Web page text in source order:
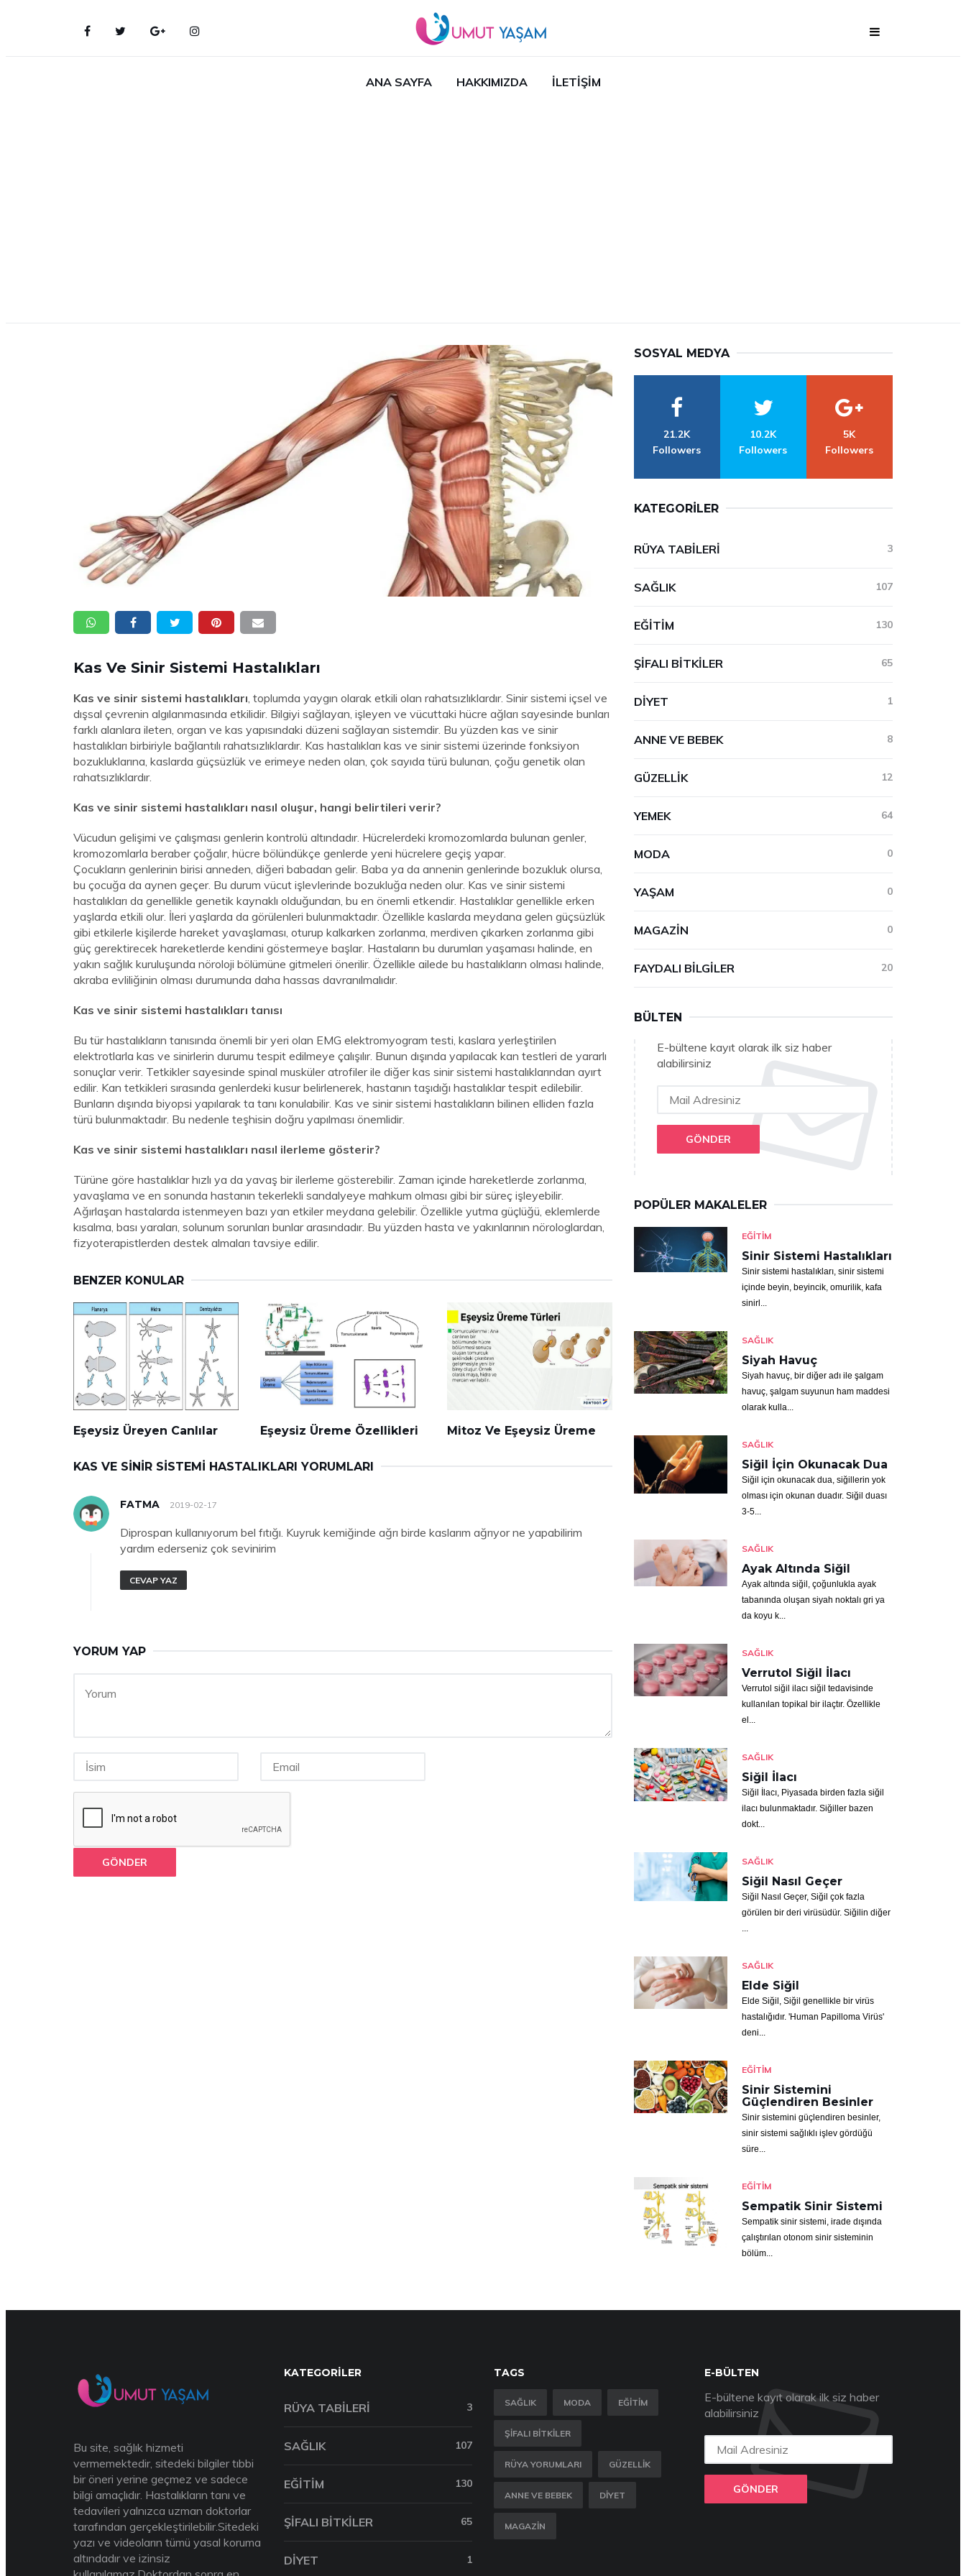
ANA SAYFA HAKKIMIZDA İLETIŞIM
Kas Ve Sinir Sistemi Hastalıkları
Kas ve sinir sistemi hastalıkları, toplumda yaygın olarak etkili olan rahatsızlıklardır. Sinir sistemi içsel ve
dışsal çevrenin algılanmasında etkilidir. Bilgiyi sağlayan, işleyen ve vücuttaki hücre ağları sayesinde bunları
farklı alanlara ileten, organ ve kas yapısındaki düzeni sağlayan sistemdir. Bu yüzden kas ve sinir
hastalıkları birbiriyle bağlantılı rahatsızlıklardır. Kas hastalıkları kas ve sinir sistemi üzerinde fonksiyon
bozukluklarına, kaslarda güçsüzlük ve erimeye neden olan, çok sayıda türü bulunan, çoğu genetik olan
rahatsızlıklardır.
Kas ve sinir sistemi hastalıkları nasıl oluşur, hangi belirtileri verir?
Vücudun gelişimi ve çalışması genlerin kontrolü altındadır. Hücrelerdeki kromozomlarda bulunan genler,
kromozomlarla beraber çoğalır, hücre bölündükçe genlerde yeni hücrelere geçiş yapar.
Çocukların genlerinin birisi anneden, diğeri babadan gelir. Baba ya da annenin genlerinde bozukluk olursa,
bu çocuğa da aynen geçer. Bu durum vücut işlevlerinde bozukluğa neden olur. Kas ve sinir sistemi
hastalıkları da genellikle genetik kaynaklı olduğundan, bu en önemli etkendir. Hastalıklar genellikle erken
yaşlarda etkili olur. İleri yaşlarda da görülenleri bulunmaktadır. Özellikle kaslarda meydana gelen güçsüzlük
gibi etkilerle kişilerde hareket yavaşlaması, oturup kalkarken zorlanma, merdiven çıkarken zorlanma gibi
güç gerektirecek hareketlerde kendini göstermeye başlar. Hastaların bu durumları yaşaması halinde, en
yakın sağlık kuruluşunda nöroloji bölümüne gitmeleri önerilir. Özellikle ailede bu hastalıkların olması halinde,
akraba evliliğinin olması durumunda daha hassas davranılmalıdır.
Kas ve sinir sistemi hastalıkları tanısı
Bu tür hastalıkların tanısında önemli bir yeri olan EMG elektromyogram testi, kaslara yerleştirilen
elektrotlarla kas ve sinirlerin durumu tespit edilmeye çalışılır. Bunun dışında yapılacak kan testleri de yararlı
sonuçlar verir. Tetkikler sayesinde spinal musküler atrofiler ile diğer kas sinir sistemi hastalıklarından ayırt
edilir. Kan tetkikleri sırasında genlerdeki kusur belirlenerek, hastanın taşıdığı hastalıklar tespit edilebilir.
Bunların dışında biyopsi yapılarak ta tanı konulabilir. Kas ve sinir sistemi hastalıkların bilinen elliden fazla
türü bulunmaktadır. Bu nedenle teşhisin doğru yapılması önemlidir.
Kas ve sinir sistemi hastalıkları nasıl ilerleme gösterir?
Türüne göre hastalıklar hızlı ya da yavaş bir ilerleme gösterebilir. Zaman içinde hareketlerde zorlanma,
yavaşlama ve en sonunda hastanın tekerlekli sandalyeye mahkum olması gibi bir süreç işleyebilir.
Ağırlaşan hastalarda istenmeyen bazı yan etkiler meydana gelebilir. Özellikle yutma güçlüğü, eklemlerde
kısalma, bası yaraları, solunum sorunları bunlar arasındadır. Bu yüzden hasta ve yakınlarının nörologlardan,
fizyoterapistlerden destek almaları tavsiye edilir.
BENZER KONULAR
Eşeysiz Üreyen Canlılar Eşeysiz Üreme Özellikleri Mitoz Ve Eşeysiz Üreme
KAS VE SINIR SISTEMI HASTALIKLARI YORUMLARI
FATMA 2019-02-17
Diprospan kullanıyorum bel fıtığı. Kuyruk kemiğinde ağrı birde kaslarım ağrıyor ne yapabilirim
yardım ederseniz çok sevinirim
CEVAP YAZ
YORUM YAP
GÖNDER
SOSYAL MEDYA
21.2K
Followers
10.2K
Followers
5K
Followers
KATEGORILER
RÜYA TABILERI 3
SAĞLIK 107
EĞITIM 130
ŞIFALI BITKILER 65
DIYET 1
ANNE VE BEBEK 8
GÜZELLIK 12
YEMEK 64
MODA 0
YAŞAM 0
MAGAZIN 0
FAYDALI BILGILER 20
BÜLTEN
E-bültene kayıt olarak ilk siz haber
alabilirsiniz
GÖNDER
POPÜLER MAKALELER
EĞITIM
Sinir Sistemi Hastalıkları
Sinir sistemi hastalıkları, sinir sistemi
içinde beyin, beyincik, omurilik, kafa
sinirl...
SAĞLIK
Siyah Havuç
Siyah havuç, bir diğer adı ile şalgam
havuç, şalgam suyunun ham maddesi
olarak kulla...
SAĞLIK
Siğil İçin Okunacak Dua
Siğil için okunacak dua, siğillerin yok
olması için okunan duadır. Siğil duası
3-5...
SAĞLIK
Ayak Altında Siğil
Ayak altında siğil, çoğunlukla ayak
tabanında oluşan siyah noktalı gri ya
da koyu k...
SAĞLIK
Verrutol Siğil İlacı
Verrutol siğil ilacı siğil tedavisinde
kullanılan topikal bir ilaçtır. Özellikle
el...
SAĞLIK
Siğil İlacı
Siğil İlacı, Piyasada birden fazla siğil
ilacı bulunmaktadır. Siğiller bazen
dokt...
SAĞLIK
Siğil Nasıl Geçer
Siğil Nasıl Geçer, Siğil çok fazla
görülen bir deri virüsüdür. Siğilin diğer
...
SAĞLIK
Elde Siğil
Elde Siğil, Siğil genellikle bir virüs
hastalığıdır. 'Human Papilloma Virüs'
deni...
EĞITIM
Sinir Sistemini
Güçlendiren Besinler
Sinir sistemini güçlendiren besinler,
sinir sistemi sağlıklı işlev gördüğü
süre...
EĞITIM
Sempatik Sinir Sistemi
Sempatik sinir sistemi, irade dışında
çalıştırılan otonom sinir sisteminin
bölüm...
Bu site, sağlık hizmeti
vermemektedir, sitedeki bilgiler tıbbi
bir öneri yerine geçmez ve sadece
bilgi amaçlıdır. Hastalıkların tanı ve
tedavileri yalnızca uzman doktorlar
tarafından gerçekleştirilebilir.Sitedeki
yazı ve videoların tümü yasal koruma
altındadır ve izinsiz
KATEGORILER
RÜYA TABILERI 3
SAĞLIK 107
EĞITIM 130
ŞIFALI BITKILER 65
DIYET 1
TAGS
SAĞLIK MODA EĞITIM
ŞIFALI BITKILER
RÜYA YORUMLARI GÜZELLIK
ANNE VE BEBEK DIYET
MAGAZIN
E-BÜLTEN
E-bültene kayıt olarak ilk siz haber
alabilirsiniz
GÖNDER